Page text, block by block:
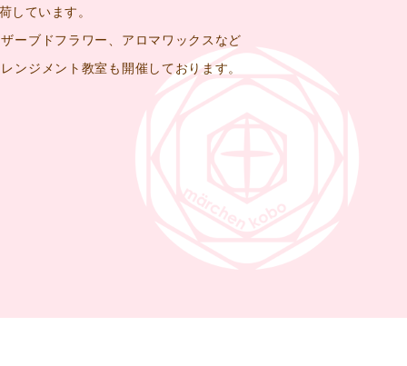
しています。
ーブドフラワー、アロマワックスなど
ンジメント教室も開催しております。